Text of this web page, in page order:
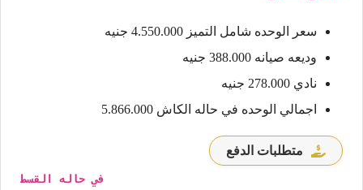
سعر الوحده شامل التميز 4.550.000 جنيه
وديعه صيانه 388.000 جنيه
نادي 278.000 جنيه
اجمالي الوحده في حاله الكاش 5.866.000
متطلبات الدفع
في حاله القسط